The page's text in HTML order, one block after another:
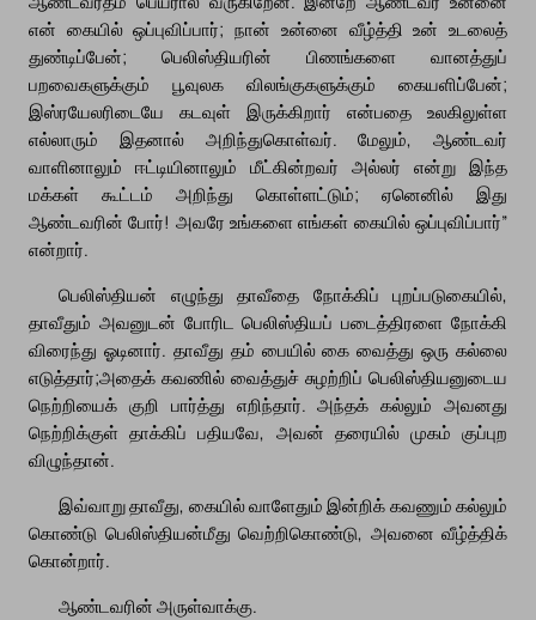
என் கையில் ஒப்புவிப்பார்; நான் உன்னை வீழ்த்தி உன் உடலைத்
துண்டிப்பேன்; பெலிஸ்தியரின் பிணங்களை வானத்துப்
பறவைகளுக்கும் பூவுலக விலங்குகளுக்கும் கையளிப்பேன்;
இஸ்ரயேலரிடையே கடவுள் இருக்கிறார் என்பதை உலகிலுள்ள
எல்லாரும் இதனால் அறிந்துகொள்வர். மேலும், ஆண்டவர்
வாளினாலும் ஈட்டியினாலும் மீட்கின்றவர் அல்லர் என்று இந்த
மக்கள் கூட்டம் அறிந்து கொள்ளட்டும்; ஏனெனில் இது
ஆண்டவரின் போர்! அவரே உங்களை எங்கள் கையில் ஒப்புவிப்பார்”
என்றார்.
பெலிஸ்தியன் எழுந்து தாவீதை நோக்கிப் புறப்படுகையில்,
தாவீதும் அவனுடன் போரிட பெலிஸ்தியப் படைத்திரளை நோக்கி
விரைந்து ஓடினார். தாவீது தம் பையில் கை வைத்து ஒரு கல்லை
எடுத்தார்;அதைக் கவணில் வைத்துச் சுழற்றிப் பெலிஸ்தியனுடைய
நெற்றியைக் குறி பார்த்து எறிந்தார். அந்தக் கல்லும் அவனது
நெற்றிக்குள் தாக்கிப் பதியவே, அவன் தரையில் முகம் குப்புற
விழுந்தான்.
இவ்வாறு தாவீது, கையில் வாளேதும் இன்றிக் கவணும் கல்லும்
கொண்டு பெலிஸ்தியன்மீது வெற்றிகொண்டு, அவனை வீழ்த்திக்
கொன்றார்.
ஆண்டவரின் அருள்வாக்கு.